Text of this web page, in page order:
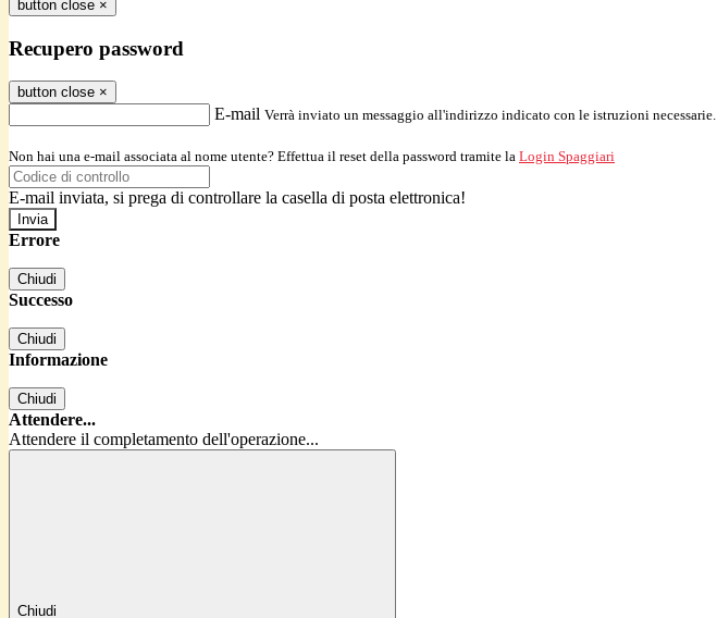
button close ×
Recupero password
button close ×
E-mail Verrà inviato un messaggio all'indirizzo indicato con le istruzioni necessarie.
Non hai una e-mail associata al nome utente? Effettua il reset della password tramite la Login Spaggiari
E-mail inviata, si prega di controllare la casella di posta elettronica!
Errore
Chiudi
Successo
Chiudi
Informazione
Chiudi
Attendere...
Attendere il completamento dell'operazione...
Chiudi